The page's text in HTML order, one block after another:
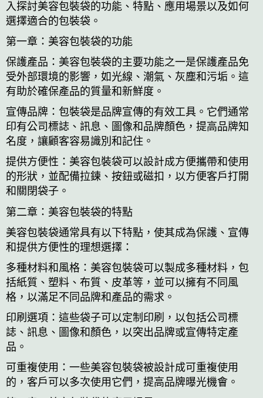
入探討美容包裝袋的功能、特點、應用場景以及如何
選擇適合的包裝袋。
第一章：美容包裝袋的功能
保護產品：美容包裝袋的主要功能之一是保護產品免
受外部環境的影響，如光線、潮氣、灰塵和污垢。這
有助於確保產品的質量和新鮮度。
宣傳品牌：包裝袋是品牌宣傳的有效工具。它們通常
印有公司標誌、訊息、圖像和品牌顏色，提高品牌知
名度，讓顧客容易識別和記住。
提供方便性：美容包裝袋可以設計成方便攜帶和使用
的形狀，並配備拉鍊、按鈕或磁扣，以方便客戶打開
和關閉袋子。
第二章：美容包裝袋的特點
美容包裝袋通常具有以下特點，使其成為保護、宣傳
和提供方便性的理想選擇：
多種材料和風格：美容包裝袋可以製成多種材料，包
括紙質、塑料、布質、皮革等，並可以擁有不同風
格，以滿足不同品牌和產品的需求。
印刷選項：這些袋子可以定制印刷，以包括公司標
誌、訊息、圖像和顏色，以突出品牌或宣傳特定產
品。
可重複使用：一些美容包裝袋被設計成可重複使用
的，客戶可以多次使用它們，提高品牌曝光機會。